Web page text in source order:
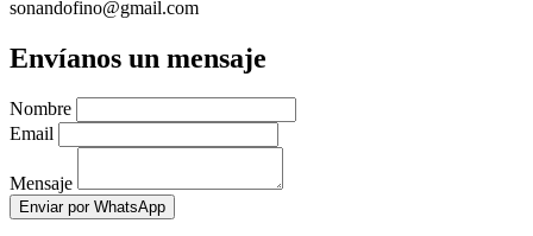
sonandofino@gmail.com
Envíanos un mensaje
Nombre
Email
Mensaje
Enviar por WhatsApp